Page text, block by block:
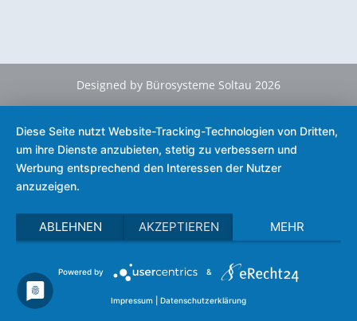
Designed by Bürosysteme Soltau 2026
Diese Seite nutzt Website-Tracking-Technologien von Dritten,
um ihre Dienste anzubieten, stetig zu verbessern und
Werbung entsprechend den Interessen der Nutzer
anzuzeigen.
ABLEHNEN AKZEPTIEREN MEHR
Powered by &
Impressum Datenschutzerklärung